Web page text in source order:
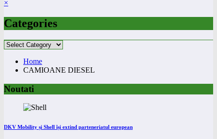
×
Categories
Categories
Home
CAMIOANE DIESEL
Noutati
DKV Mobility și Shell își extind parteneriatul european